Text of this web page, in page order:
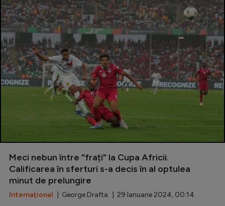
Meci nebun între "frați" la Cupa Africii.
Calificarea în sferturi s-a decis în al optulea
minut de prelungire
Internațional | George Drafta | 29 Ianuarie 2024, 00:14